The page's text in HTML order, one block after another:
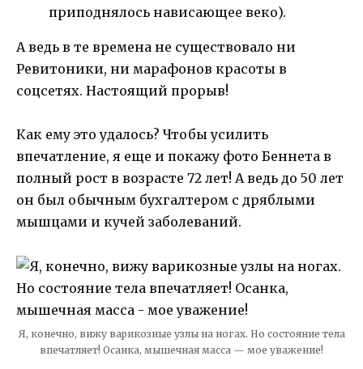
приподнялось нависающее веко).
А ведь в те времена не существовало ни
Ревитоники, ни марафонов красоты в
соцсетях. Настоящий прорыв!
Как ему это удалось? Чтобы усилить
впечатление, я еще и покажу фото Беннета в
полный рост в возрасте 72 лет! А ведь до 50 лет
он был обычным бухгалтером с дряблыми
мышцами и кучей заболеваний.
Я, конечно, вижу варикозные узлы на ногах. Но состояние тела
впечатляет! Осанка, мышечная масса — мое уважение!